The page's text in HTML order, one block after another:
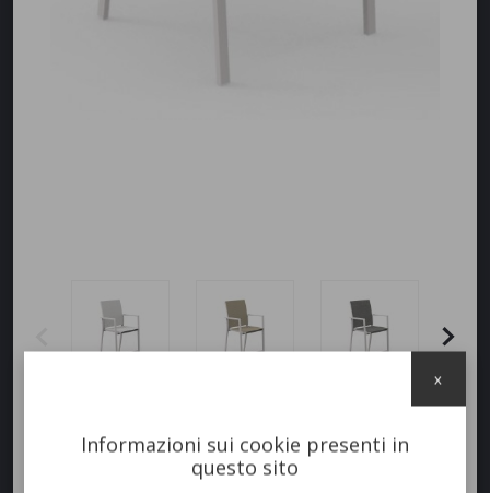
Informazioni sui cookie presenti in
questo sito
x